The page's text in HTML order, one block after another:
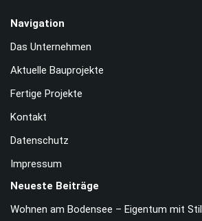
Navigation
Das Unternehmen
Aktuelle Bauprojekte
Fertige Projekte
Kontakt
Datenschutz
Impressum
Neueste Beiträge
Wohnen am Bodensee – Eigentum mit Stil